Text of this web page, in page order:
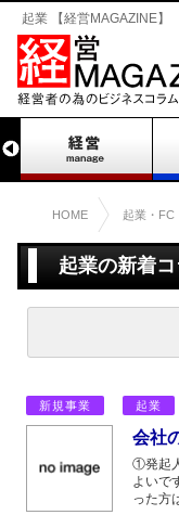
起業 【経営MAGAZINE】
HOME 起業・FC
起業の新着
新規事業 起業
会社
①発起
よいで
った方